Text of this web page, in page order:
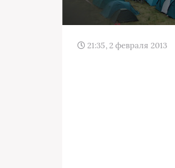
21:35, 2 февраля 2013